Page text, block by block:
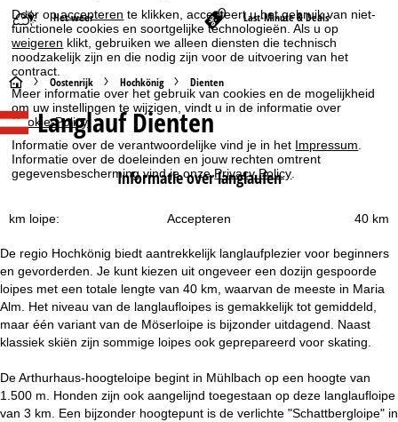
Door opaccepteren te klikken, accepteert u het gebruik van niet-
functionele cookies en soortgelijke technologieën. Als u op
weigeren klikt, gebruiken we alleen diensten die technisch
noodzakelijk zijn en die nodig zijn voor de uitvoering van het
contract.
Meer informatie over het gebruik van cookies en de mogelijkheid
om uw instellingen te wijzigen, vindt u in de informatie over
Cookie-Policy
Informatie over de verantwoordelijke vind je in het Impressum
Informatie over de doeleinden en jouw rechten omtrent
gegevensbescherming vind je onzePrivacy Policy
Accepteren
Het weer Last-Minute & Deals
S
t
a
t
p
a
g
i
n
Oostenrijk Hochkönig Dienten
Langlauf Dienten
Informatie over langlaufen
40 km
km loipe:
De regio Hochkönig biedt aantrekkelijk langlaufplezier voor beginners
en gevorderden. Je kunt kiezen uit ongeveer een dozijn gespoorde
loipes met een totale lengte van 40 km, waarvan de meeste in Maria
Alm. Het niveau van de langlaufloipes is gemakkelijk tot gemiddeld,
maar één variant van de Möserloipe is bijzonder uitdagend. Naast
klassiek skiën zijn sommige loipes ook geprepareerd voor skating.
De Arthurhaus-hoogteloipe begint in Mühlbach op een hoogte van
1.500 m. Honden zijn ook aangelijnd toegestaan op deze langlaufloipe
van 3 km. Een bijzonder hoogtepunt is de verlichte "Schattbergloipe" in